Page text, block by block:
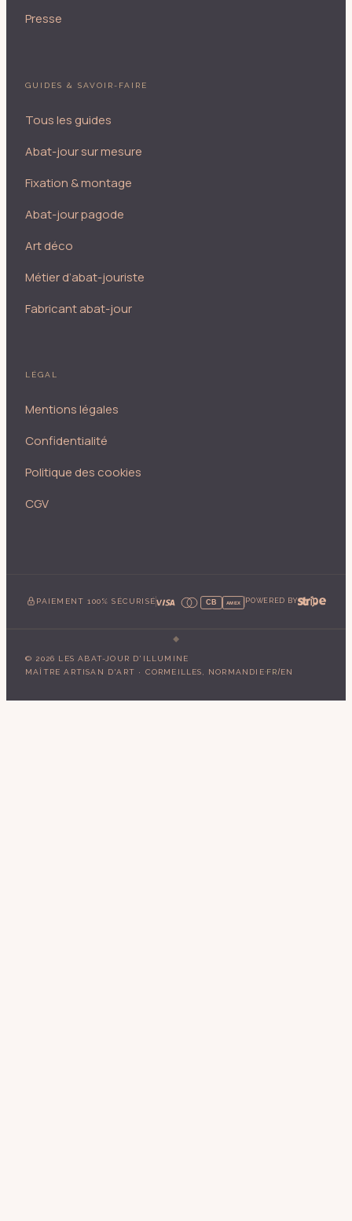
Presse
GUIDES & SAVOIR-FAIRE
Tous les guides
Abat-jour sur mesure
Fixation & montage
Abat-jour pagode
Art déco
Métier d’abat-jouriste
Fabricant abat-jour
LÉGAL
Mentions légales
Confidentialité
Politique des cookies
CGV
PAIEMENT 100% SÉCURISÉ CB AMEX POWERED BY
© 2026 LES ABAT-JOUR D'ILLUMINE
MAÎTRE ARTISAN D'ART · CORMEILLES, NORMANDIE·FR/EN